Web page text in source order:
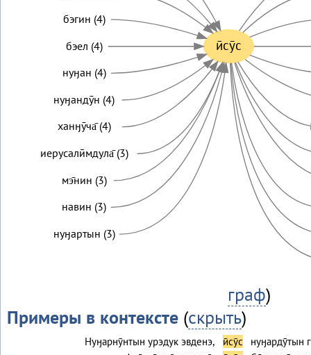
ӣсӯс
бэгин (4)
бэел (4)
нуӈан (4)
нуӈандӯн (4)
ханӈӯча̄ (4)
иерусалӣмдула̄ (3)
мэ̄нин (3)
навин (3)
нуӈартын (3)
граф)
Примеры в контексте(скрыть)
Нуӈарнӯнтын урэдук эвденэ, ӣсӯс
нуӈардӯтын